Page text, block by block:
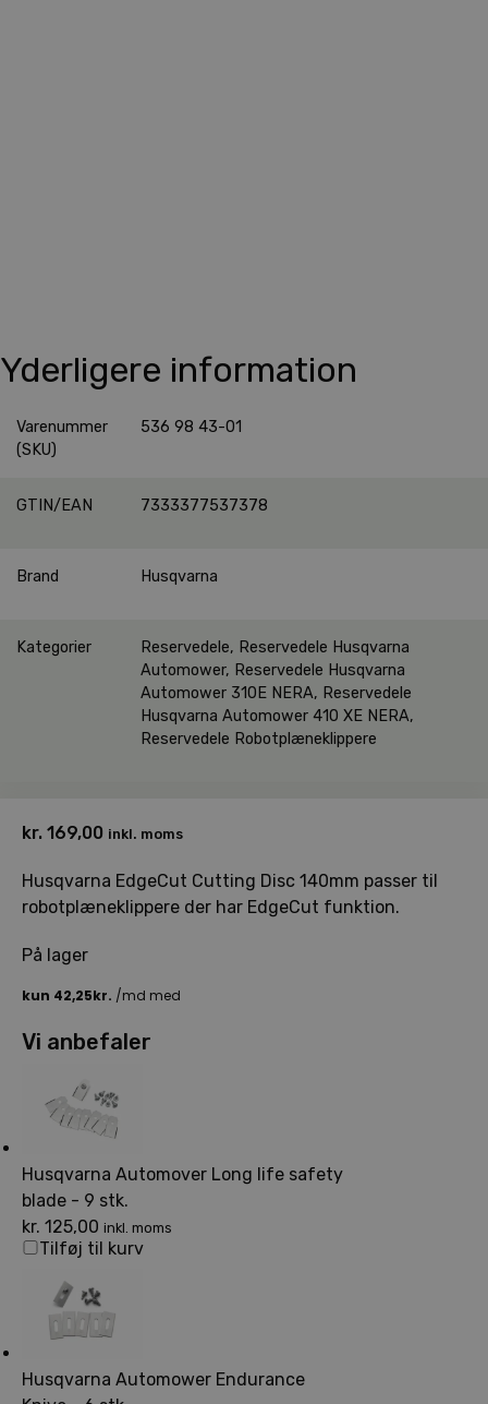
Yderligere information
Varenummer
(SKU)
536 98 43-01
GTIN/EAN 7333377537378
Brand Husqvarna
Kategorier Reservedele, Reservedele Husqvarna
Automower, Reservedele Husqvarna
Automower 310E NERA, Reservedele
Husqvarna Automower 410 XE NERA,
Reservedele Robotplæneklippere
kr. 169,00 inkl. moms
Husqvarna EdgeCut Cutting Disc 140mm passer til
robotplæneklippere der har EdgeCut funktion.
På lager
Vi anbefaler
Husqvarna Automover Long life safety
blade - 9 stk.
kr. 125,00 inkl. moms
Tilføj til kurv
Husqvarna Automower Endurance